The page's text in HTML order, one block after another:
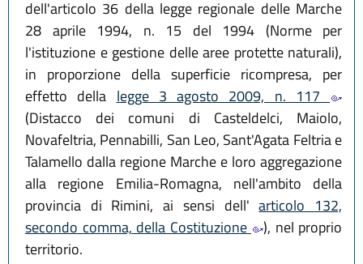
dell'articolo 36 della legge regionale delle Marche
28 aprile 1994, n. 15 del 1994 (Norme per
l'istituzione e gestione delle aree protette naturali),
in proporzione della superficie ricompresa, per
effetto della legge 3 agosto 2009, n. 117
(Distacco dei comuni di Casteldelci, Maiolo,
Novafeltria, Pennabilli, San Leo, Sant'Agata Feltria e
Talamello dalla regione Marche e loro aggregazione
alla regione Emilia-Romagna, nell'ambito della
provincia di Rimini, ai sensi dell'articolo 132,
secondo comma, della Costituzione
), nel proprio
territorio.